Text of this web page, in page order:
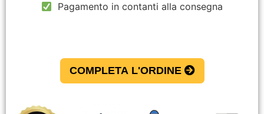
Pagamento in contanti alla consegna
COMPLETA L'ORDINE